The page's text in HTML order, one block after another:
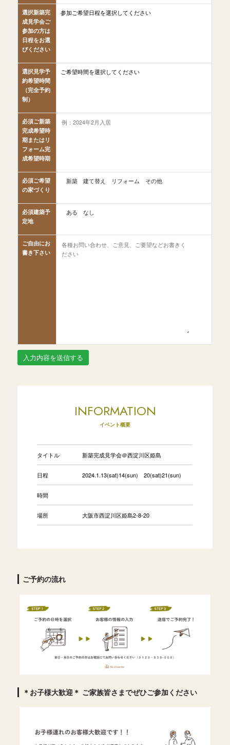
選択新築完
成見学会ご
参加の方は
日程をお選
びください
選択見学予
約希望時間
（完全予約
制）
必須ご新築
完成希望時
期またはリ
フォーム完
成希望時期
必須ご希望
の家づくり
新築 建て替え リフォーム その他
必須建築予
定地
ある なし
ご自由にお
書き下さい
INFORMATION
イベント概要
タイトル 新築完成見学会＠西淀川区姫島
日程 2024.1.13(sat)14(sun) 20(sat)21(sun)
時間
場所 大阪市西淀川区姫島2-8-20
ご予約の流れ
＊お子様大歓迎＊ ご家族皆さまでぜひご参加ください